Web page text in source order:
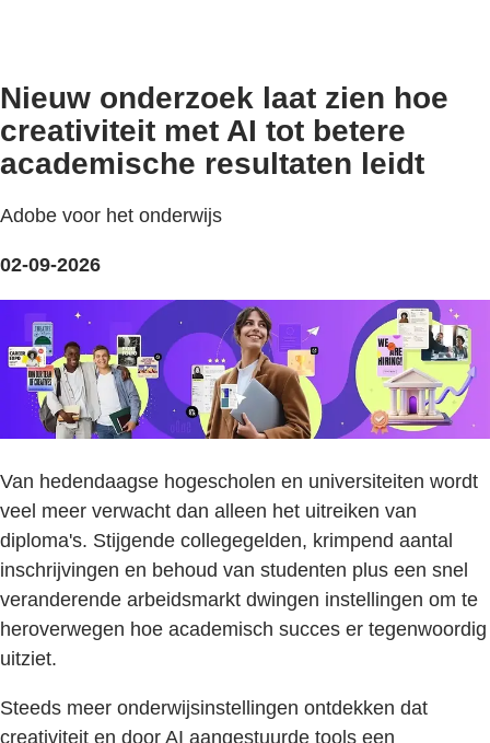
Nieuw onderzoek laat zien hoe
creativiteit met AI tot betere
academische resultaten leidt
Adobe voor het onderwijs
02-09-2026
Van hedendaagse hogescholen en universiteiten wordt
veel meer verwacht dan alleen het uitreiken van
diploma's. Stijgende collegegelden, krimpend aantal
inschrijvingen en behoud van studenten plus een snel
veranderende arbeidsmarkt dwingen instellingen om te
heroverwegen hoe academisch succes er tegenwoordig
uitziet.
Steeds meer onderwijsinstellingen ontdekken dat
creativiteit en door AI aangestuurde tools een